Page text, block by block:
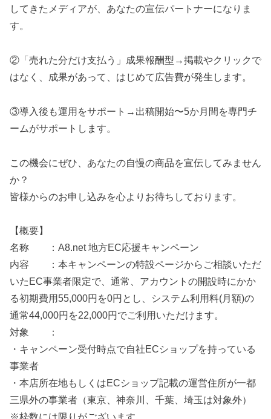
してきたメディアが、あなたの宣伝パートナーになりま
す。
②「売れた分だけ支払う」成果報酬型→掲載やクリックで
はなく、成果があって、はじめて広告費が発生します。
③導入後も運用をサポート→出稿開始〜5か月間を専門チ
ームがサポートします。
この機会にぜひ、あなたの自慢の商品を宣伝してみません
か？
皆様からのお申し込みを心よりお待ちしております。
【概要】
名称 ：A8.net 地方EC応援キャンペーン
内容 ：本キャンペーンの特設ページからご相談いただ
いたEC事業者限定で、通常、アカウントの開設時にかか
る初期費用55,000円を0円とし、システム利用料(月額)の
通常44,000円を22,000円でご利用いただけます。
対象 ：
・キャンペーン受付時点で自社ECショップを持っている
事業者
・本店所在地もしくはECショップ記載の運営住所が一都
三県外の事業者（東京、神奈川、千葉、埼玉は対象外）